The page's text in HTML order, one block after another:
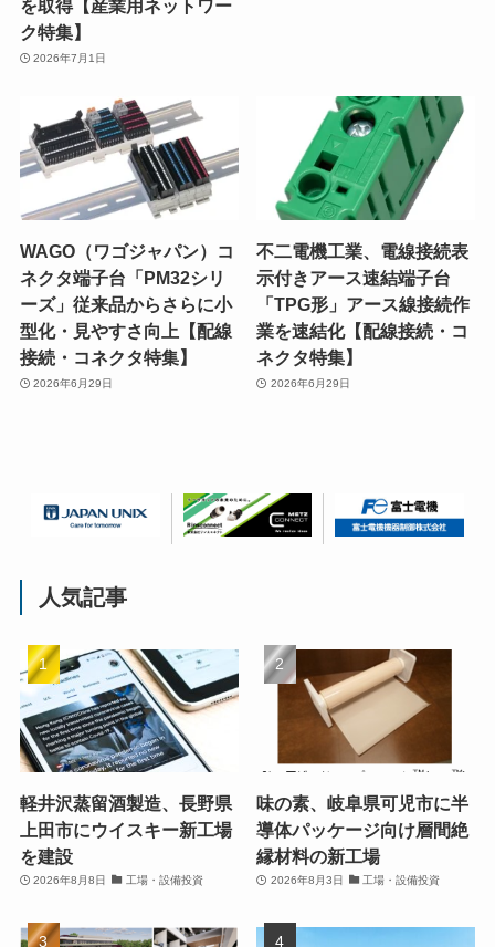
を取得【産業用ネットワー
ク特集】
2026年7月1日
WAGO（ワゴジャパン）コ
ネクタ端子台「PM32シリ
ーズ」従来品からさらに小
型化・見やすさ向上【配線
接続・コネクタ特集】
2026年6月29日
不二電機工業、電線接続表
示付きアース速結端子台
「TPG形」アース線接続作
業を速結化【配線接続・コ
ネクタ特集】
2026年6月29日
人気記事
軽井沢蒸留酒製造、長野県
上田市にウイスキー新工場
を建設
2026年8月8日 工場・設備投資
味の素、岐阜県可児市に半
導体パッケージ向け層間絶
縁材料の新工場
2026年8月3日 工場・設備投資